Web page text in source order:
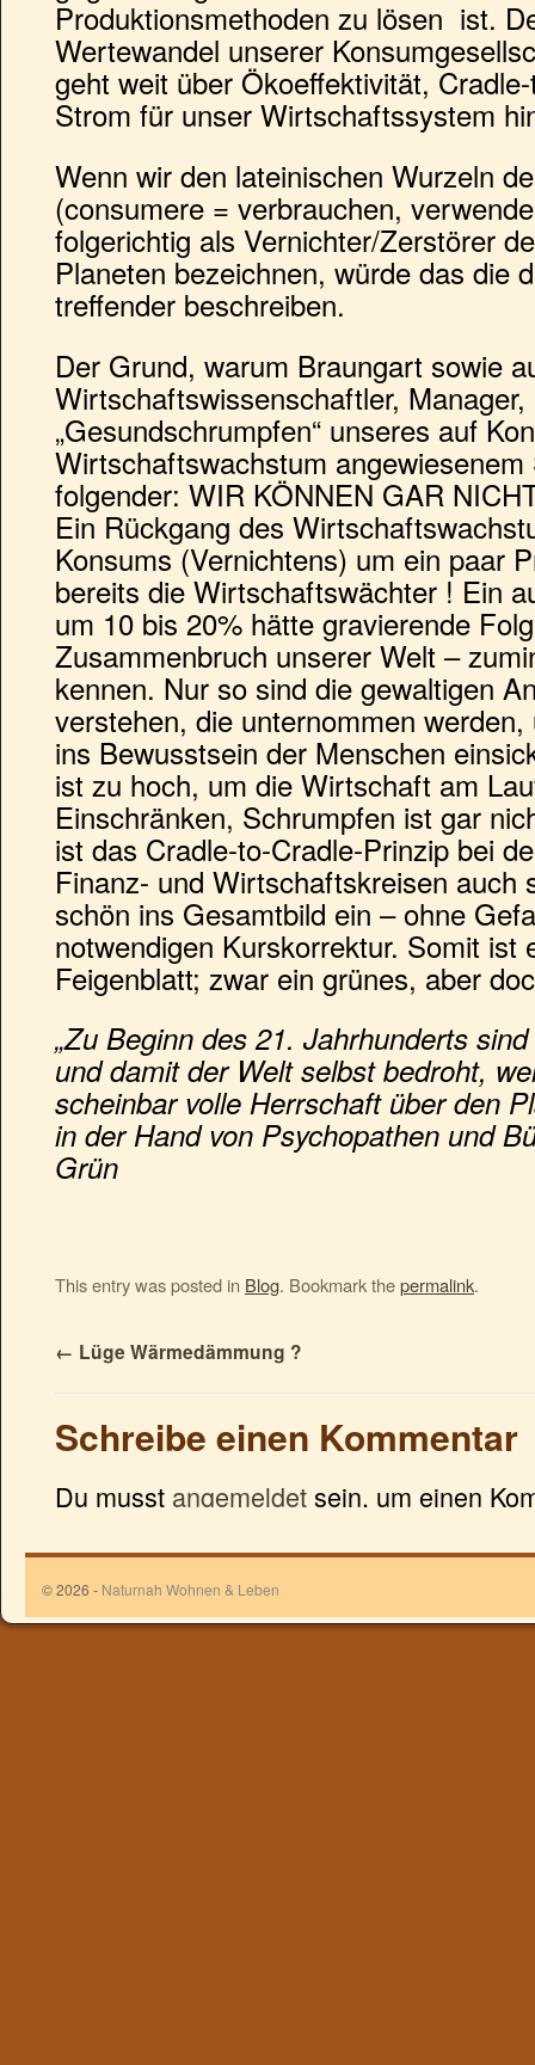
Produktionsmethoden zu lösen ist.
Wertewandel unserer
geht weit über Ökoeffektivität,
Strom für unser Wirtschaftssystem
Wenn wir den lateinischen Wurzeln
(consumere = verbrauchen,
folgerichtig als Vernichter/Zerstörer
Planeten bezeichnen, würde das die
treffender beschreiben.
Der Grund, warum Braungart sowie
Wirtschaftswissenschaftler,
„Gesundschrumpfen“ unseres auf
Wirtschaftswachstum
folgender: WIR KÖNNEN GAR
Ein Rückgang des
Konsums (Vernichtens) um ein paar
bereits die Wirtschaftswächter ! Ein
um 10 bis 20% hätte gravierende
Zusammenbruch unserer Welt –
kennen. Nur so sind die gewaltigen
verstehen, die unternommen
ins Bewusstsein der Menschen
ist zu hoch, um die Wirtschaft am
Einschränken, Schrumpfen ist gar
ist das Cradle-to-Cradle-Prinzip bei
Finanz- und Wirtschaftskreisen auch
schön ins Gesamtbild ein – ohne
notwendigen Kurskorrektur. Somit ist
Feigenblatt; zwar ein grünes, aber
„Zu Beginn des 21. Jahrhunderts
und damit der Welt selbst bedroht,
scheinbar volle Herrschaft über den
in der Hand von Psychopathen und
Grün
This entry was posted in Blog. Bookmark thepermalink.
← Lüge Wärmedämmung ?
Schreibe einen Kommentar
Du musst angemeldetsein, um einen
© 2026 - Naturnah Wohnen & Leben